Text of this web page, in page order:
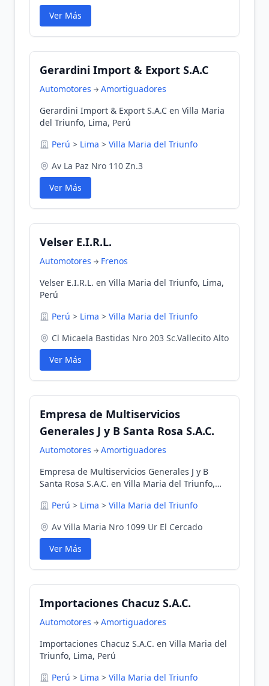
Ver Más
Gerardini Import & Export S.A.C
Automotores
Amortiguadores
Gerardini Import & Export S.A.C en Villa Maria
del Triunfo, Lima, Perú
Perú > Lima > Villa Maria del Triunfo
Av La Paz Nro 110 Zn.3
Ver Más
Velser E.I.R.L.
Automotores
Frenos
Velser E.I.R.L. en Villa Maria del Triunfo, Lima,
Perú
Perú > Lima > Villa Maria del Triunfo
Cl Micaela Bastidas Nro 203 Sc.Vallecito Alto
Ver Más
Empresa de Multiservicios
Generales J y B Santa Rosa S.A.C.
Automotores
Amortiguadores
Empresa de Multiservicios Generales J y B
Santa Rosa S.A.C. en Villa Maria del Triunfo,
Perú > Lima > Villa Maria del Triunfo
Av Villa Maria Nro 1099 Ur El Cercado
Ver Más
Importaciones Chacuz S.A.C.
Automotores
Amortiguadores
Importaciones Chacuz S.A.C. en Villa Maria del
Triunfo, Lima, Perú
Perú > Lima > Villa Maria del Triunfo